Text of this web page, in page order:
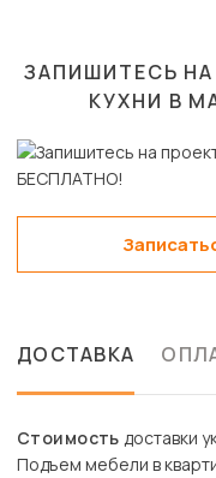
ЗАПИШИТЕСЬ
КУХНИ В
ДОСТАВКА
Стоимость доставки
Подъем мебели в